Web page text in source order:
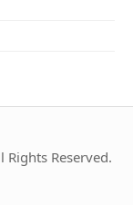
Reserved.